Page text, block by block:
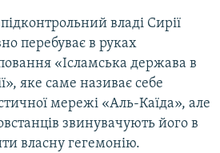
владі Сирії
перебуває в руках
«Ісламська держава в
яке саме називає себе
мережі «Аль-Каїда», але
звинувачують його в
власну гегемонію.